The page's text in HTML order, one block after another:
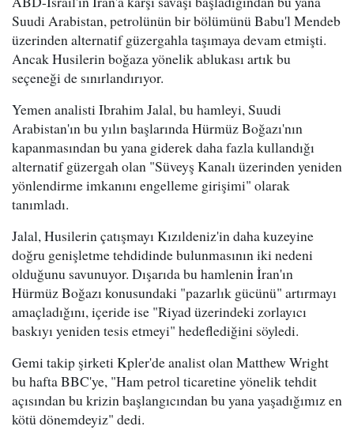
Suudi Arabistan, petrolünün bir bölümünü Babu'l Mendeb
üzerinden alternatif güzergahla taşımaya devam etmişti.
Ancak Husilerin boğaza yönelik ablukası artık bu
seçeneği de sınırlandırıyor.
Yemen analisti Ibrahim Jalal, bu hamleyi, Suudi
Arabistan'ın bu yılın başlarında Hürmüz Boğazı'nın
kapanmasından bu yana giderek daha fazla kullandığı
alternatif güzergah olan "Süveyş Kanalı üzerinden yeniden
yönlendirme imkanını engelleme girişimi" olarak
tanımladı.
Jalal, Husilerin çatışmayı Kızıldeniz'in daha kuzeyine
doğru genişletme tehdidinde bulunmasının iki nedeni
olduğunu savunuyor. Dışarıda bu hamlenin İran'ın
Hürmüz Boğazı konusundaki "pazarlık gücünü" artırmayı
amaçladığını, içeride ise "Riyad üzerindeki zorlayıcı
baskıyı yeniden tesis etmeyi" hedeflediğini söyledi.
Gemi takip şirketi Kpler'de analist olan Matthew Wright
bu hafta BBC'ye, "Ham petrol ticaretine yönelik tehdit
açısından bu krizin başlangıcından bu yana yaşadığımız en
kötü dönemdeyiz" dedi.